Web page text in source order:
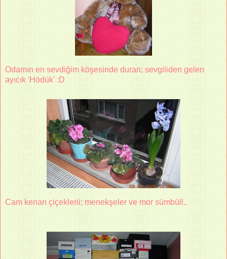
Odamın en sevdiğim köşesinde duran; sevgiliden gelen
ayıcık 'Hödük' :D
Cam kenarı çiçeklerii; menekşeler ve mor sümbüll..